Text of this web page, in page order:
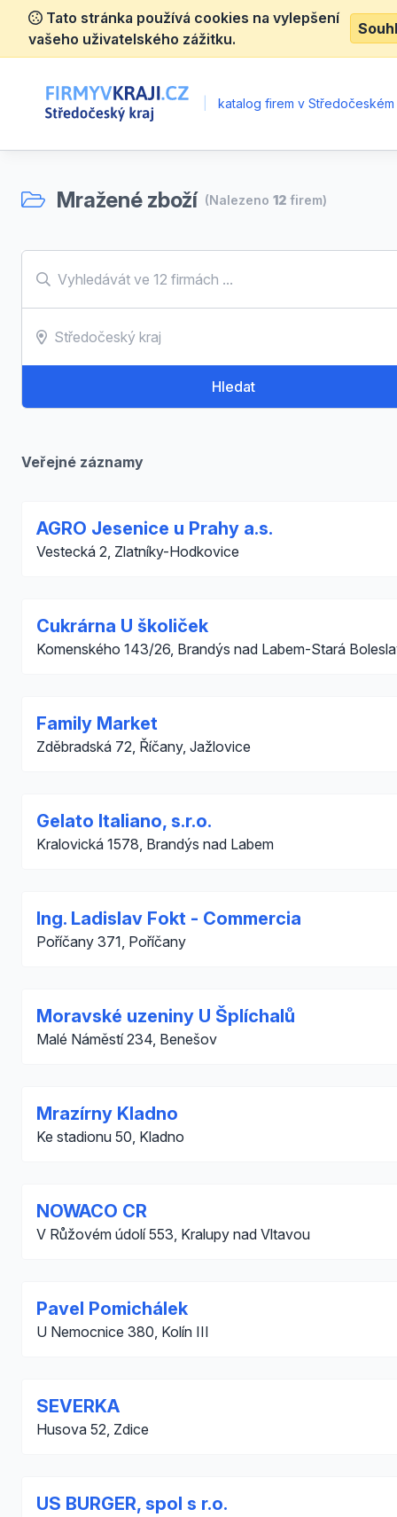
Tato stránka používá cookies na vylepšení
vašeho uživatelského zážitku.
katalog firem v Středočeském
Mražené zboží (Nalezeno 12 firem)
Hledat
Veřejné záznamy
AGRO Jesenice u Prahy a.s.
Vestecká 2, Zlatníky-Hodkovice
Cukrárna U školiček
Komenského 143/26, Brandýs nad Labem-Stará
Family Market
Zděbradská 72, Říčany, Jažlovice
Gelato Italiano, s.r.o.
Kralovická 1578, Brandýs nad Labem
Ing. Ladislav Fokt - Commercia
Poříčany 371, Poříčany
Moravské uzeniny U Šplíchalů
Malé Náměstí 234, Benešov
Mrazírny Kladno
Ke stadionu 50, Kladno
NOWACO CR
V Růžovém údolí 553, Kralupy nad Vltavou
Pavel Pomichálek
U Nemocnice 380, Kolín III
SEVERKA
Husova 52, Zdice
US BURGER, spol s r.o.